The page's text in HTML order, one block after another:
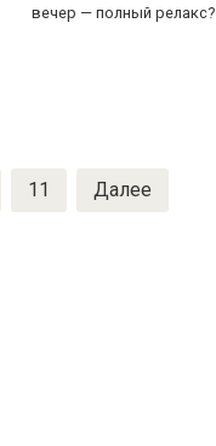
вечер — полный релакс?
11 Далее